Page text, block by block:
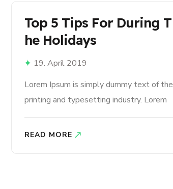
Top 5 Tips For During T
He Holidays
19. April 2019
Lorem Ipsum is simply dummy text of the
printing and typesetting industry. Lorem
dummy text ever since the 1500s, when
READ MORE